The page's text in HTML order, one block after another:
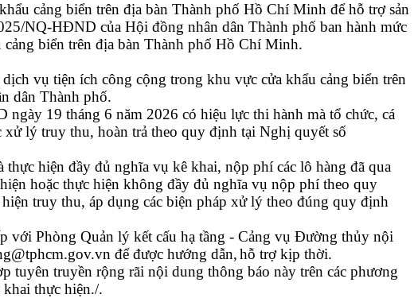
cảng biển trên địa bàn Thành phố Hồ Chí Minh để hỗ trợ sản
NQ-HĐND của Hội đồng nhân dân Thành phố ban hành mức
biển trên địa bàn Thành phố Hồ Chí Minh.
vụ tiện ích công cộng trong khu vực cửa khẩu cảng biển trên
dân Thành phố.
19 tháng 6 năm 2026 có hiệu lực thi hành mà tổ chức, cá
lý truy thu, hoàn trả theo quy định tại Nghị quyết số
hiện đầy đủ nghĩa vụ kê khai, nộp phí các lô hàng đã qua
hoặc thực hiện không đầy đủ nghĩa vụ nộp phí theo quy
truy thu, áp dụng các biện pháp xử lý theo đúng quy định
với Phòng Quản lý kết cấu hạ tầng - Cảng vụ Đường thủy nội
để được hướng dẫn,hỗ trợ kịp thời.
truyền rộng rãi nội dung thông báo này trên các phương
thực hiện./.